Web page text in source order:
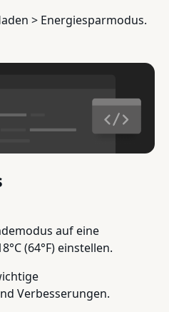
> Energiesparmodus.
auf eine
(64°F) einstellen.
Verbesserungen.